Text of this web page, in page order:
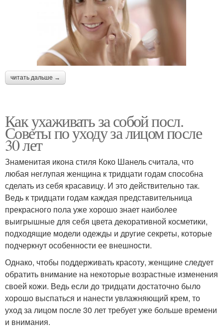
читать дальше →
Как ухаживать за собой посл.
Советы по уходу за лицом после
30 лет
Знаменитая икона стиля Коко Шанель считала, что
любая неглупая женщина к тридцати годам способна
сделать из себя красавицу. И это действительно так.
Ведь к тридцати годам каждая представительница
прекрасного пола уже хорошо знает наиболее
выигрышные для себя цвета декоративной косметики,
подходящие модели одежды и другие секреты, которые
подчеркнут особенности ее внешности.
Однако, чтобы поддерживать красоту, женщине следует
обратить внимание на некоторые возрастные изменения
своей кожи. Ведь если до тридцати достаточно было
хорошо выспаться и нанести увлажняющий крем, то
уход за лицом после 30 лет требует уже больше времени
и внимания.